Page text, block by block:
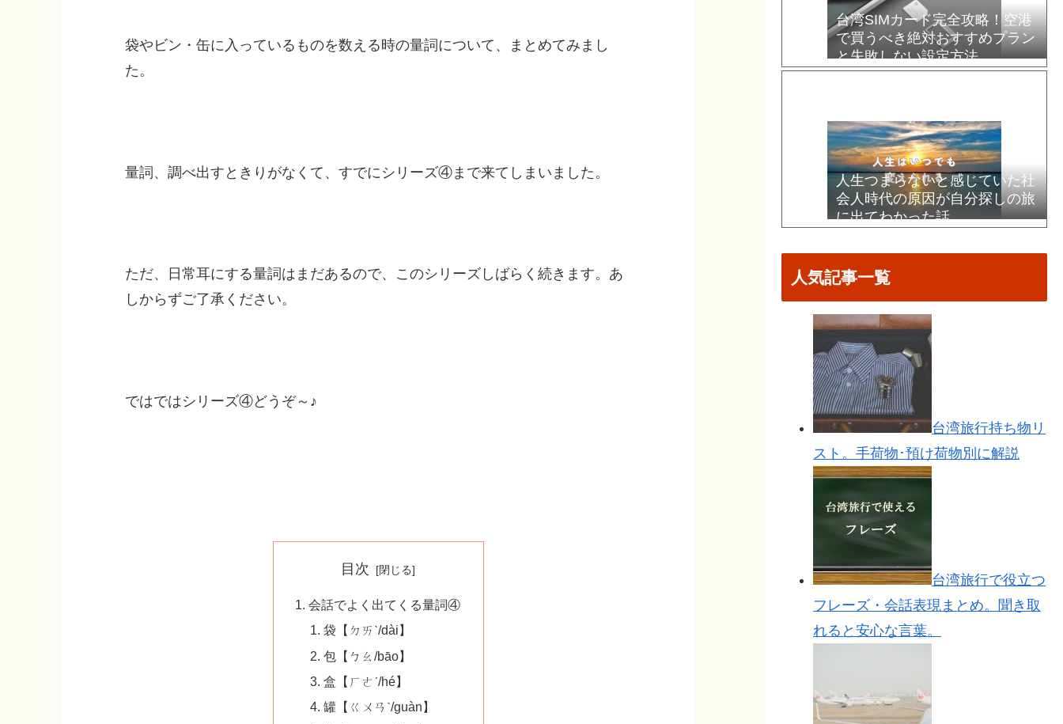
袋やビン・缶に入っているものを数える時の量詞について、まとめてみまし
た。
量詞、調べ出すときりがなくて、すでにシリーズ④まで来てしまいました。
ただ、日常耳にする量詞はまだあるので、このシリーズしばらく続きます。あ
しからずご了承ください。
ではではシリーズ④どうぞ～♪
目次
会話でよく出てくる量詞④
袋【ㄉㄞˋ/dài】
包【ㄅㄠ/bāo】
盒【ㄏㄜˊ/hé】
罐【ㄍㄨㄢˋ/guàn】
台湾SIMカード完全攻略！空港
で買うべき絶対おすすめプラン
と失敗しない設定方法
人生つまらないと感じていた社
会人時代の原因が自分探しの旅
に出てわかった話
人気記事一覧
台湾旅行持ち物リ
スト。手荷物･預け荷物別に解説
台湾旅行で役立つ
フレーズ・会話表現まとめ。聞き取
れると安心な言葉。